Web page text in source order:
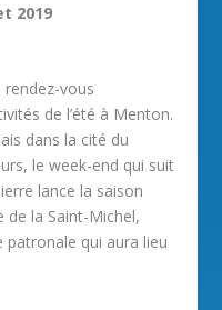
2019
rendez-vous
de l’été à Menton.
dans la cité du
le week-end qui suit
lance la saison
de la Saint-Michel,
patronale qui aura lieu